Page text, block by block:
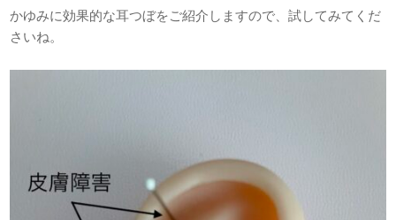
かゆみに効果的な耳つぼをご紹介しますので、試してみてくだ
さいね。